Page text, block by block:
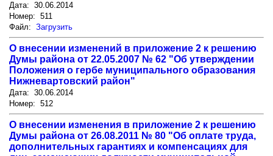
Дата: 30.06.2014
Номер: 511
Файл: Загрузить
О внесении изменений в приложение 2 к решению
Думы района от 22.05.2007 № 62 "Об утверждении
Положения о гербе муниципального образования
Нижневартовский район"
Дата: 30.06.2014
Номер: 512
О внесении изменения в приложение 2 к решению
Думы района от 26.08.2011 № 80 "Об оплате труда,
дополнительных гарантиях и компенсациях для